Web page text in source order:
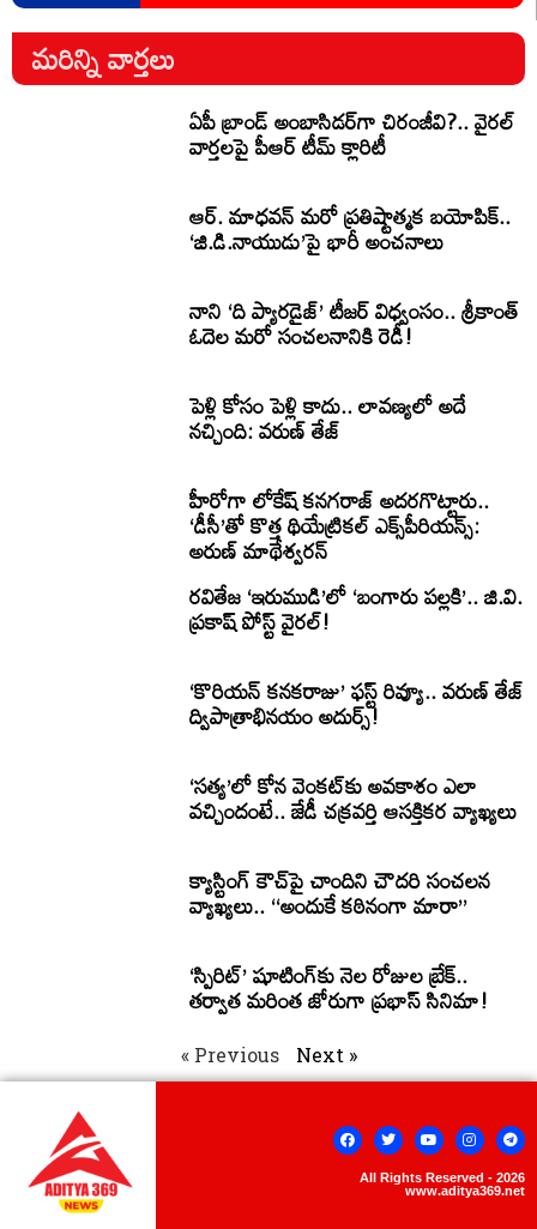
మరిన్ని వార్తలు
ఏపీ బ్రాండ్ అంబాసిడర్‌గా చిరంజీవి?.. వైరల్
వార్తలపై పీఆర్ టీమ్ క్లారిటీ
ఆర్. మాధవన్ మరో ప్రతిష్టాత్మక బయోపిక్..
‘జి.డి.నాయుడు’పై భారీ అంచనాలు
నాని ‘ది ప్యారడైజ్’ టీజర్ విధ్వంసం.. శ్రీకాంత్
ఓదెల మరో సంచలనానికి రెడీ!
పెళ్లి కోసం పెళ్లి కాదు.. లావణ్యలో అదే
నచ్చింది: వరుణ్ తేజ్
హీరోగా లోకేష్ కనగరాజ్ అదరగొట్టారు..
‘డీసీ’తో కొత్త థియేట్రికల్ ఎక్స్‌పీరియన్స్:
అరుణ్ మాథేశ్వరన్
రవితేజ ‘ఇరుముడి’లో ‘బంగారు పల్లకి’.. జి.వి.
ప్రకాష్ పోస్ట్ వైరల్!
‘కొరియన్ కనకరాజు’ ఫస్ట్ రివ్యూ.. వరుణ్ తేజ్
ద్విపాత్రాభినయం అదుర్స్!
‘సత్య’లో కోన వెంకట్‌కు అవకాశం ఎలా
వచ్చిందంటే.. జేడీ చక్రవర్తి ఆసక్తికర వ్యాఖ్యలు
క్యాస్టింగ్ కౌచ్‌పై చాందిని చౌదరి సంచలన
వ్యాఖ్యలు.. ‘‘అందుకే కఠినంగా మారా’’
‘స్పిరిట్’ షూటింగ్‌కు నెల రోజుల బ్రేక్..
తర్వాత మరింత జోరుగా ప్రభాస్ సినిమా!
« Previous Next »
All Rights Reserved - 2026
www.aditya369.net